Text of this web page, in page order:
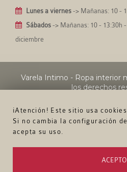
¡Atención! Este sitio usa
Si no cambia la configuración
acepta su uso.
ACEPTO
Lunes a viernes -> Mañanas: 10 -
Sábados -> Mañanas: 10 - 13:30h
diciembre
Varela Intimo - Ropa interior
los derechos